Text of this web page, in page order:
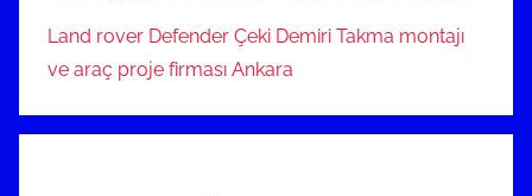
Land rover Defender Çeki Demiri Takma montajı
ve araç proje firması Ankara